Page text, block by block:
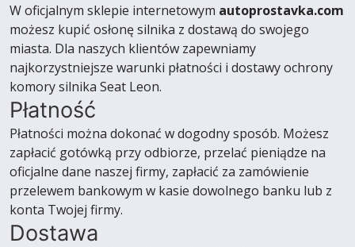
W oficjalnym sklepie internetowym autoprostavka.com
możesz kupić osłonę silnika z dostawą do swojego
miasta. Dla naszych klientów zapewniamy
najkorzystniejsze warunki płatności i dostawy ochrony
komory silnika Seat Leon.
Płatność
Płatności można dokonać w dogodny sposób. Możesz
zapłacić gotówką przy odbiorze, przelać pieniądze na
oficjalne dane naszej firmy, zapłacić za zamówienie
przelewem bankowym w kasie dowolnego banku lub z
konta Twojej firmy.
Dostawa